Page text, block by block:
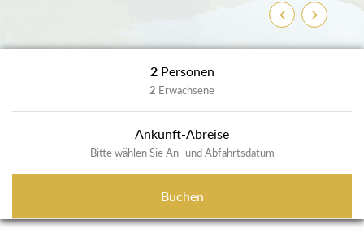
ZurückWeiter
2 Personen
2 Erwachsene
Ankunft-Abreise
Bitte wählen Sie An- und Abfahrtsdatum
Buchen